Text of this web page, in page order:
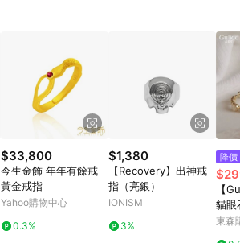
$33,800
今生金飾 年年有餘戒
黃金戒指
Yahoo購物中心
0.3%
$1,380
【Recovery】出神戒
指（亮銀）
IONISM
3%
降價
【
貓眼
女戒
東森